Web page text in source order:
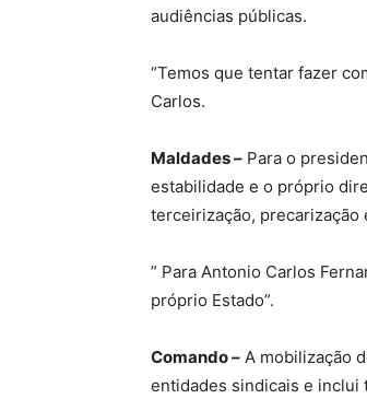
audiências públicas.
“Temos que tentar fazer
Carlos.
Maldades – Para o
estabilidade e o próprio
terceirização,
” Para Antonio Carlos
próprio Estado”.
Comando – A mobilização
entidades sindicais e inclui